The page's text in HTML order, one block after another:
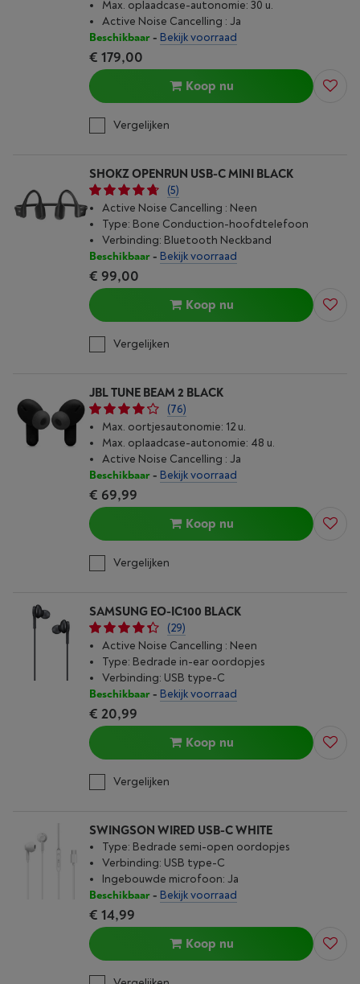
Max. oplaad­case-autonomie: 30 u.
Active Noise Cancelling : Ja
Beschikbaar- Bekijk voorraad
€ 179,00
Koop nu
Vergelijken
SHOKZ OPENRUN USB-C MINI BLACK
(5)
Active Noise Cancelling : Neen
Type: Bone Conduction-hoofdtelefoon
Verbinding: Bluetooth Neckband
Beschikbaar- Bekijk voorraad
€ 99,00
Koop nu
Vergelijken
JBL TUNE BEAM 2 BLACK
(76)
Max. oortjesautonomie: 12 u.
Max. oplaad­case-autonomie: 48 u.
Active Noise Cancelling : Ja
Beschikbaar- Bekijk voorraad
€ 69,99
Koop nu
Vergelijken
SAMSUNG EO-IC100 BLACK
(29)
Active Noise Cancelling : Neen
Type: Bedrade in-ear oordopjes
Verbinding: USB type-C
Beschikbaar- Bekijk voorraad
€ 20,99
Koop nu
Vergelijken
SWINGSON WIRED USB-C WHITE
Type: Bedrade semi-open oordopjes
Verbinding: USB type-C
Ingebouwde microfoon: Ja
Beschikbaar- Bekijk voorraad
€ 14,99
Koop nu